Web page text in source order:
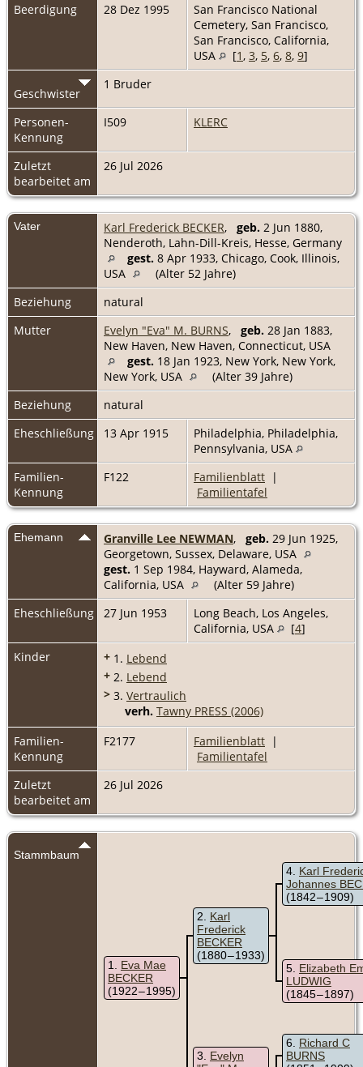
Beerdigung
28 Dez 1995
San Francisco National
Cemetery, San Francisco,
San Francisco, California,
USA
[1 , 3, 5, 6, 8, 9]
Geschwister
1 Bruder
Personen-
Kennung
I509 KLERC
Zuletzt
bearbeitet am
26 Jul 2026
Vater Karl Frederick BECKER, geb. 2 Jun 1880,
Nenderoth, Lahn-Dill-Kreis, Hesse, Germany
gest. 8 Apr 1933, Chicago, Cook, Illinois,
USA
(Alter 52 Jahre)
Beziehung
natural
Mutter
Evelyn "Eva" M. BURNS, geb. 28 Jan 1883,
New Haven, New Haven, Connecticut, USA
gest. 18 Jan 1923, New York, New York,
New York, USA
(Alter 39 Jahre)
Beziehung
natural
Eheschließung
13 Apr 1915
Philadelphia, Philadelphia,
Pennsylvania, USA
Familien-
Kennung
F122 Familienblatt |
Familientafel
Ehemann Granville Lee NEWMAN, geb. 29 Jun 1925,
Georgetown, Sussex, Delaware, USA
gest. 1 Sep 1984, Hayward, Alameda,
California, USA
(Alter 59 Jahre)
Eheschließung
27 Jun 1953
Long Beach, Los Angeles,
California, USA
[4]
Kinder
+ 1. Lebend
+ 2. Lebend
> 3. Vertraulich
verh. Tawny PRESS (2006)
Familien-
Kennung
F2177 Familienblatt |
Familientafel
Zuletzt
bearbeitet am
26 Jul 2026
Stammbaum
1
Eva Mae
BECKER
(1922 – 1995)
2
Karl
Frederick
BECKER
(1880 – 1933)
4 Karl
Johannes
(1842 – 1909)
5 Elizabeth
LUDWIG
(1845 – 1897)
3
Evelyn
6
Richard C
BURNS